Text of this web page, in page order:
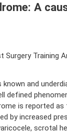
A
Surgery Training
and
defined
is reported
by increased
scrotal